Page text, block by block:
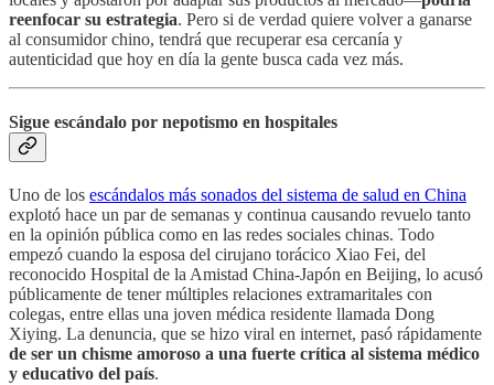
reenfocar su estrategia. Pero si de verdad quiere volver a ganarse
al consumidor chino, tendrá que recuperar esa cercanía y
autenticidad que hoy en día la gente busca cada vez más.
Sigue escándalo por nepotismo en hospitales
Uno de los escándalos más sonados del sistema de salud en China
explotó hace un par de semanas y continua causando revuelo tanto
en la opinión pública como en las redes sociales chinas. Todo
empezó cuando la esposa del cirujano torácico Xiao Fei, del
reconocido Hospital de la Amistad China-Japón en Beijing, lo acusó
públicamente de tener múltiples relaciones extramaritales con
colegas, entre ellas una joven médica residente llamada Dong
Xiying. La denuncia, que se hizo viral en internet, pasó rápidamente
de ser un chisme amoroso a una fuerte crítica al sistema médico
y educativo del país.